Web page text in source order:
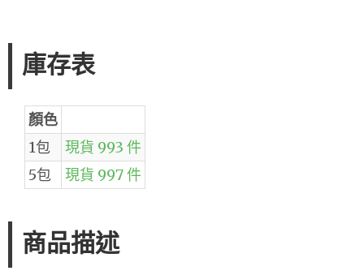
庫存表
顏色
1包
現貨 993 件
5包
現貨 997 件
商品描述